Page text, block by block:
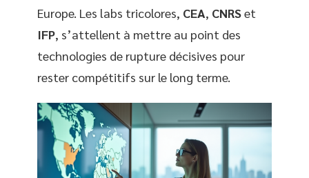
Europe. Les labs tricolores, CEA, CNRSet
IFP, s’attellent à mettre au point des
technologies de rupture décisives pour
rester compétitifs sur le long terme.